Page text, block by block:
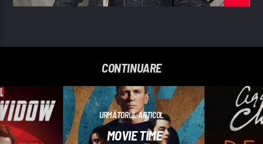
CONTINUARE
URMĂTORUL ARTICOL
MOVIE TIME